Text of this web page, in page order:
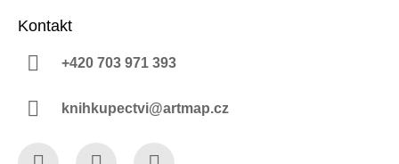
Kontakt
+420 703 971 393
knihkupectvi@artmap.cz